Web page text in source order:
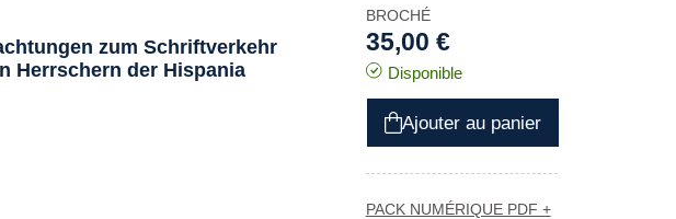
zum Schriftverkehr
Herrschern der Hispania
BROCHÉ
35,00 €
Disponible
Ajouter au panier
PACK NUMÉRIQUE PDF +